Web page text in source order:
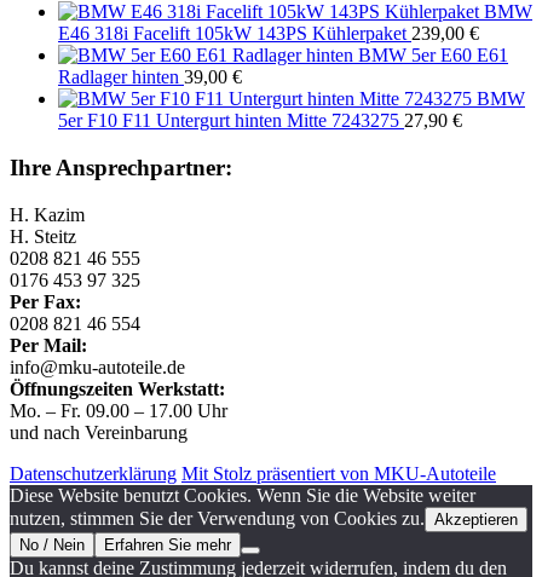
BMW
E46 318i Facelift 105kW 143PS Kühlerpaket 239,00 €
BMW 5er E60 E61
Radlager hinten 39,00 €
BMW
5er F10 F11 Untergurt hinten Mitte 7243275 27,90 €
Ihre Ansprechpartner:
H. Kazim
H. Steitz
0208 821 46 555
0176 453 97 325
Per Fax:
0208 821 46 554
Per Mail:
info@mku-autoteile.de
Öffnungszeiten Werkstatt:
Mo. – Fr. 09.00 – 17.00 Uhr
und nach Vereinbarung
Datenschutzerklärung Mit Stolz präsentiert von MKU-Autoteile
Diese Website benutzt Cookies. Wenn Sie die Website weiter
nutzen, stimmen Sie der Verwendung von Cookies zu. Akzeptieren
No / Nein
Erfahren Sie mehr
Du kannst deine Zustimmung jederzeit widerrufen, indem du den